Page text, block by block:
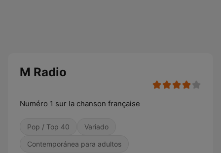
M Radio
Numéro 1 sur la chanson française
Pop / Top 40 Variado
Contemporánea para adultos